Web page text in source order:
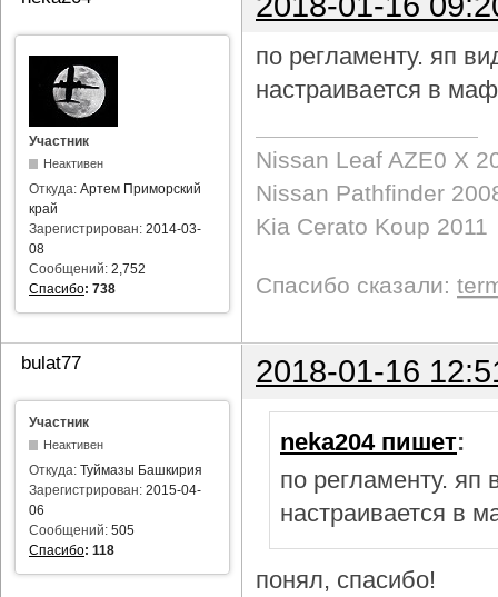
Участник
Неактивен
Откуда: Артем Приморский
край
Зарегистрирован: 2014-03-
08
Сообщений: 2,752
Спасибо: 738
по регламенту. яп
настраивается в
Nissan Leaf AZE0 X
Nissan Pathfinder
Kia Cerato Koup 2011
Спасибо сказали:
bulat77 2018-01-16
Участник
Неактивен
Откуда: Туймазы Башкирия
Зарегистрирован: 2015-04-
06
Сообщений: 505
Спасибо: 118
neka204 пишет:
по регламенту.
настраивается в
понял, спасибо!